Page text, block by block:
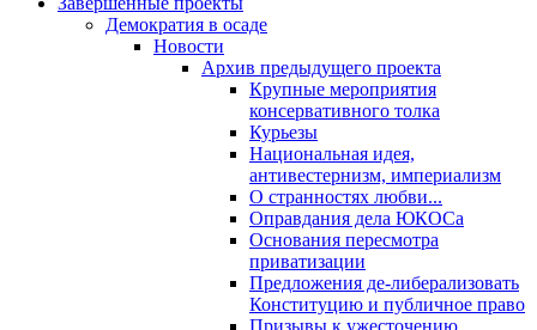
Демократия в осаде
Новости
Архив предыдущего проекта
Крупные мероприятия
консервативного толка
Курьезы
Национальная идея,
антивестернизм, империализм
О странностях любви...
Оправдания дела ЮКОСа
Основания пересмотра
приватизации
Предложения де-либерализовать
Конституцию и публичное право